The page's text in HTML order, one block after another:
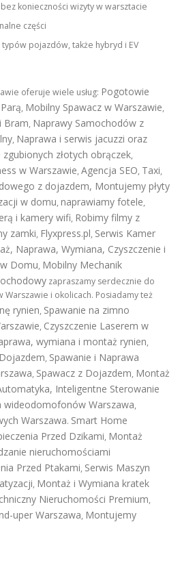
konieczności wizyty w warsztacie
części
typów pojazdów, także hybryd i EV
oferuje wiele usług: Pogotowie
, Mobilny Spawacz w Warszawie,
Bram, Naprawy Samochodów z
, Naprawa i serwis jacuzzi oraz
złotych obrączek,
w Warszawie, Agencja SEO, Taxi,
z dojazdem, Montujemy płyty
w domu, naprawiamy fotele,
i kamery wifi, Robimy filmy z
zamki, Flyxpress.pl, Serwis Kamer
Naprawa, Wymiana, Czyszczenie i
Domu, Mobilny Mechanik
zapraszamy serdecznie do
Warszawie i okolicach. Posiadamy też
rynien, Spawanie na zimno
, Czyszczenie Laserem w
wymiana i montaż rynien,
, Spawanie i Naprawa
, Spawacz z Dojazdem, Montaż
Inteligentne Sterowanie
wideodomofonów Warszawa,
Warszawa. Smart Home
Przed Dzikami, Montaż
nieruchomościami
Przed Ptakami, Serwis Maszyn
, Montaż i Wymiana kratek
Nieruchomości Premium,
uper Warszawa, Montujemy